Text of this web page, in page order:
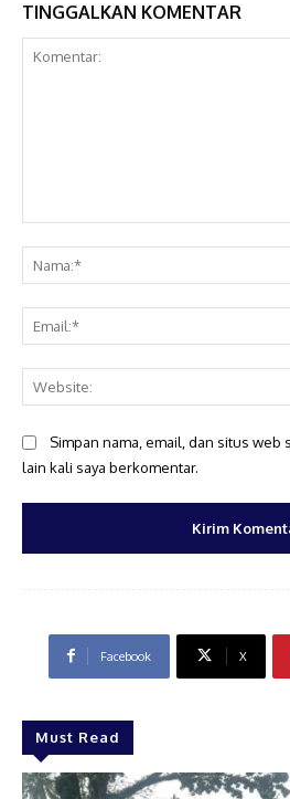
TINGGALKAN KOMENTAR
Simpan nama, email, dan situs web
lain kali saya berkomentar.
Facebook X
Must Read